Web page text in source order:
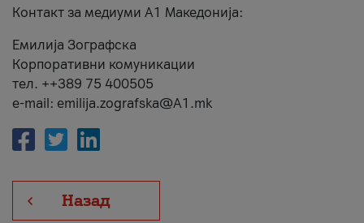
Контакт за медиуми А1 Македонија:
Емилија Зографска
Корпоративни комуникации
тел. ++389 75 400505
e-mail: emilija.zografska@A1.mk
Назад